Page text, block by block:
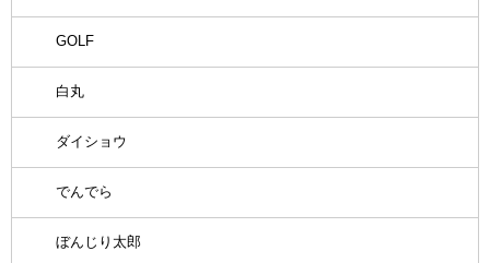
GOLF
白丸
ダイショウ
でんでら
ぼんじり太郎